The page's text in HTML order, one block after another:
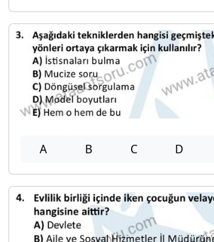
A B C D